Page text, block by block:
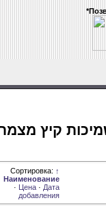
Сортировка: ↑
Наименование
·
Цена · Дата
добавления